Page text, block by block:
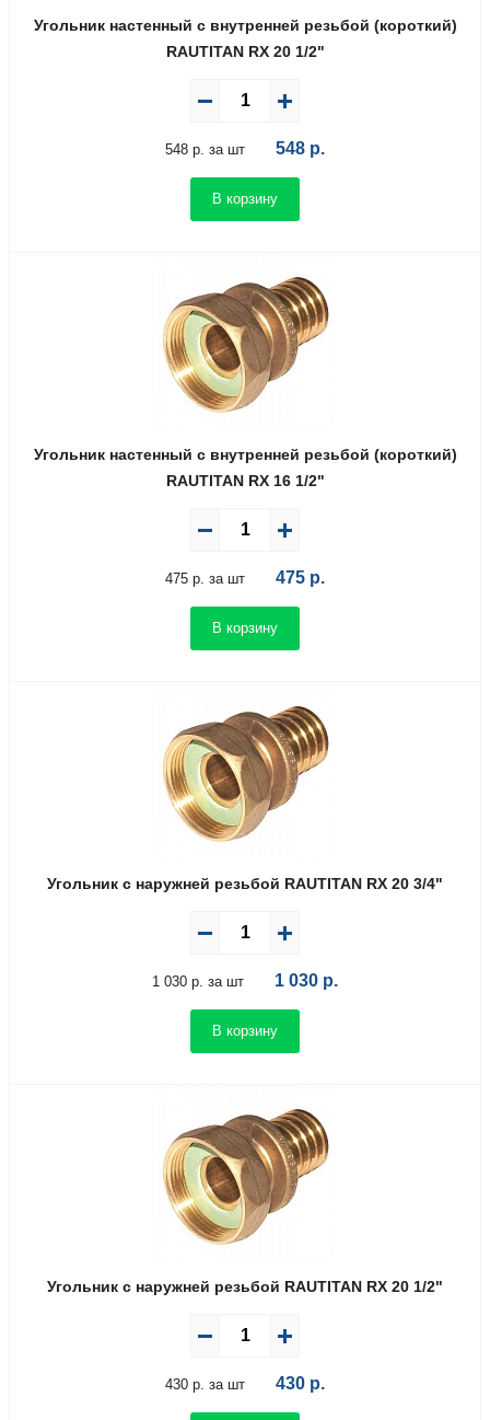
Угольник настенный с внутренней резьбой (короткий)
RAUTITAN RX 20 1/2"
548 р. за шт 548 р.
В корзину
Угольник настенный с внутренней резьбой (короткий)
RAUTITAN RX 16 1/2"
475 р. за шт 475 р.
В корзину
Угольник с наружней резьбой RAUTITAN RX 20 3/4"
1 030 р. за шт 1 030 р.
В корзину
Угольник с наружней резьбой RAUTITAN RX 20 1/2"
430 р. за шт 430 р.